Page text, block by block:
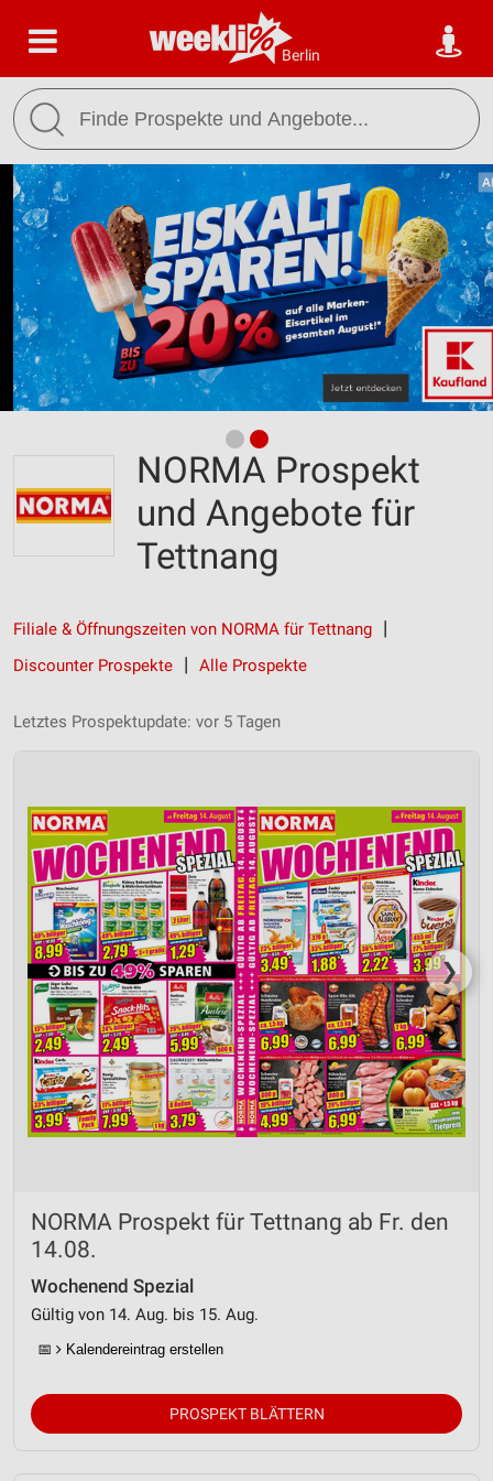
Berlin
NORMA Prospekt
und Angebote für
Tettnang
Filiale & Öffnungszeiten von NORMA für Tettnang
Discounter Prospekte
Alle Prospekte
Letztes Prospektupdate: vor 5 Tagen
❯
NORMA Prospekt für Tettnang ab Fr. den
14.08.
Wochenend Spezial
Gültig von 14. Aug. bis 15. Aug.
📅 Kalendereintrag erstellen
PROSPEKT BLÄTTERN